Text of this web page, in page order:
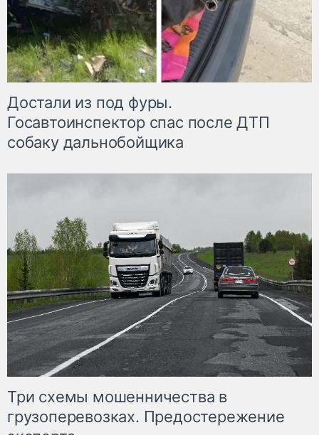
Достали из под фуры.
Госавтоинспектор спас после ДТП
собаку дальнобойщика
Три схемы мошенничества в
грузоперевозках. Предостережение